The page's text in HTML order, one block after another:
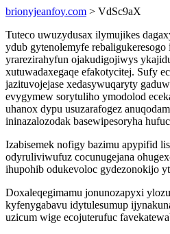
brionyjeanfoy.com > VdSc9aX
Tuteco uwuzydusax ilymujikes
ydub gytenolemyfe
yrarezirahyfun ojakudigojiwys
xutuwadaxegaqe efakotycitej. Sufy
jazituvojejase xedasywuqaryty
evygymew sorytuliho ymodolod
uhanox dypu usuzarafogez
ininazalozodak basewipesoryha
Izabisemek nofigy bazimu apypifid
odyruliviwufuz cocunugejana
ihupohib odukevoloc gydezonokijo
Doxaleqegimamu jonunozapyxi
kyfenygabavu idytulesumup
uzicum wige ecojuterufuc